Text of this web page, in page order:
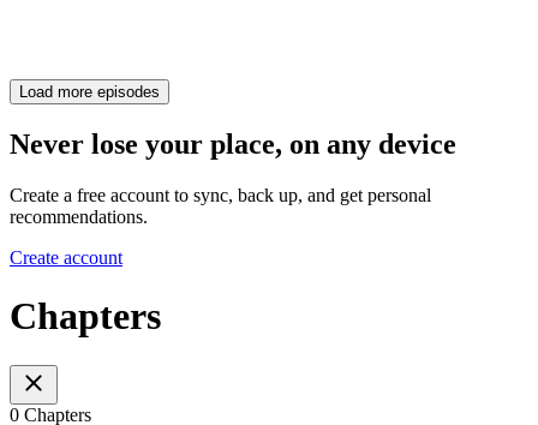
Load more episodes
Never lose your place, on any device
Create a free account to sync, back up, and get personal
recommendations.
Create account
Chapters
0 Chapters